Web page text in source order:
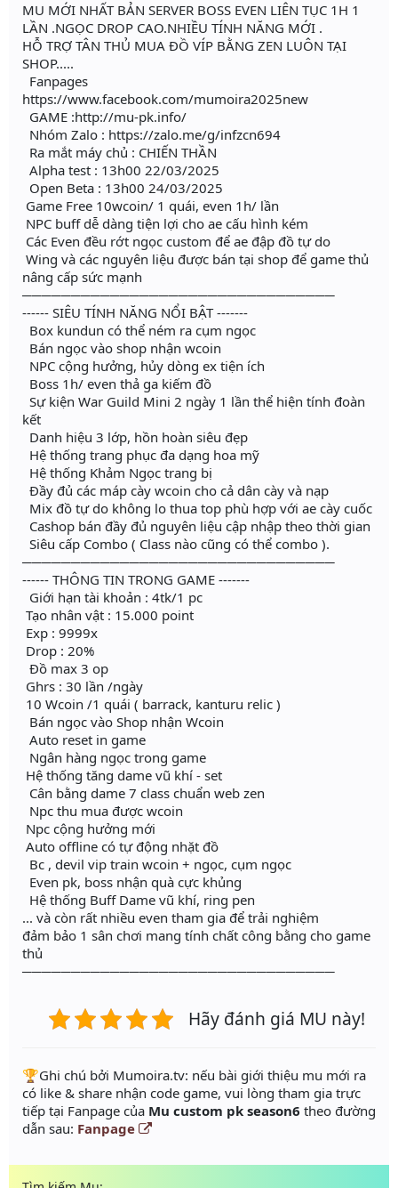
MU MỚI NHẤT BẢN SERVER BOSS EVEN LIÊN TỤC 1H 1
LẦN .NGỌC DROP CAO.NHIỀU TÍNH NĂNG MỚI .
HỖ TRỢ TÂN THỦ MUA ĐỒ VÍP BẰNG ZEN LUÔN TẠI
SHOP.....
Fanpages
https://www.facebook.com/mumoira2025new
GAME :http://mu-pk.info/
Nhóm Zalo : https://zalo.me/g/infzcn694
Ra mắt máy chủ : CHIẾN THẦN
Alpha test : 13h00 22/03/2025
Open Beta : 13h00 24/03/2025
Game Free 10wcoin/ 1 quái, even 1h/ lần
NPC buff dễ dàng tiện lợi cho ae cấu hình kém
Các Even đều rớt ngọc custom để ae đập đồ tự do
Wing và các nguyên liệu được bán tại shop để game thủ
nâng cấp sức mạnh
────────────────────────────────
------ SIÊU TÍNH NĂNG NỔI BẬT -------
Box kundun có thể ném ra cụm ngọc
Bán ngọc vào shop nhận wcoin
NPC cộng hưởng, hủy dòng ex tiện ích
Boss 1h/ even thả ga kiếm đồ
Sự kiện War Guild Mini 2 ngày 1 lần thể hiện tính đoàn
kết
Danh hiệu 3 lớp, hồn hoàn siêu đẹp
Hệ thống trang phục đa dạng hoa mỹ
Hệ thống Khảm Ngọc trang bị
Đầy đủ các máp cày wcoin cho cả dân cày và nạp
Mix đồ tự do không lo thua top phù hợp với ae cày cuốc
Cashop bán đầy đủ nguyên liệu cập nhập theo thời gian
Siêu cấp Combo ( Class nào cũng có thể combo ).
────────────────────────────────
------ THÔNG TIN TRONG GAME -------
Giới hạn tài khoản : 4tk/1 pc
Tạo nhân vật : 15.000 point
Exp : 9999x
Drop : 20%
Đồ max 3 op
Ghrs : 30 lần /ngày
10 Wcoin /1 quái ( barrack, kanturu relic )
Bán ngọc vào Shop nhận Wcoin
Auto reset in game
Ngân hàng ngọc trong game
Hệ thống tăng dame vũ khí - set
Cân bằng dame 7 class chuẩn web zen
Npc thu mua được wcoin
Npc cộng hưởng mới
Auto offline có tự động nhặt đồ
Bc , devil vip train wcoin + ngọc, cụm ngọc
Even pk, boss nhận quà cực khủng
Hệ thống Buff Dame vũ khí, ring pen
... và còn rất nhiều even tham gia để trải nghiệm
đảm bảo 1 sân chơi mang tính chất công bằng cho game
thủ
────────────────────────────────
Hãy đánh giá MU này!
️🏆Ghi chú bởi Mumoira.tv: nếu bài giới thiệu mu mới ra
có like & share nhận code game, vui lòng tham gia trực
tiếp tại Fanpage của Mu custom pk season6 theo đường
dẫn sau: Fanpage